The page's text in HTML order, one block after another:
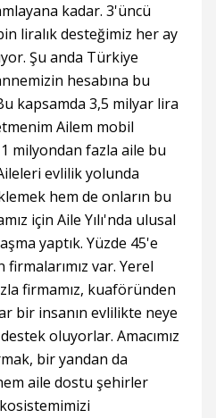
kadar. 3'üncü
liralık desteğimiz her ay
Şu anda Türkiye
hesabına bu
kapsamda 3,5 milyar lira
Ailem mobil
1 milyondan fazla aile bu
evlilik yolunda
hem de onların bu
için Aile Yılı'nda ulusal
yaptık. Yüzde 45'e
var. Yerel
firmamız, kuaföründen
bir insanın evlilikte neye
oluyorlar. Amacımız
bir yandan da
aile dostu şehirler